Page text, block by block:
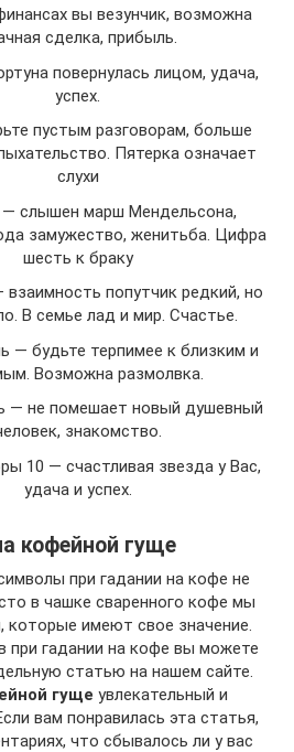
вы везунчик, возможна
сделка, прибыль.
повернулась лицом, удача,
успех.
пустым разговорам, больше
Пятерка означает
слухи
слышен марш Мендельсона,
замужество, женитьба. Цифра
шесть к браку
попутчик редкий, но
В семье лад и мир. Счастье.
— будьте терпимее к близким и
Возможна размолвка.
— не помешает новый душевный
знакомство.
10 — счастливая звезда у Вас,
удача и успех.
кофейной гуще
при гадании на кофе не
в чашке сваренного кофе мы
которые имеют свое значение.
при гадании на кофе вы можете
статью на нашем сайте.
гуще увлекательный и
вам понравилась эта статья,
что сбывалось ли у вас